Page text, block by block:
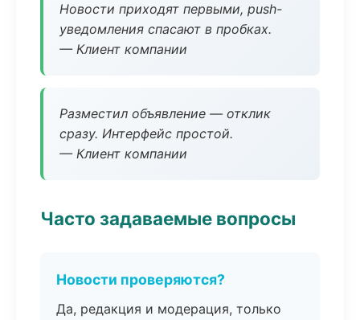
Новости приходят первыми, push-
уведомления спасают в пробках.
— Клиент компании
Разместил объявление — отклик
сразу. Интерфейс простой.
— Клиент компании
Часто задаваемые вопросы
Новости проверяются?
Да, редакция и модерация, только